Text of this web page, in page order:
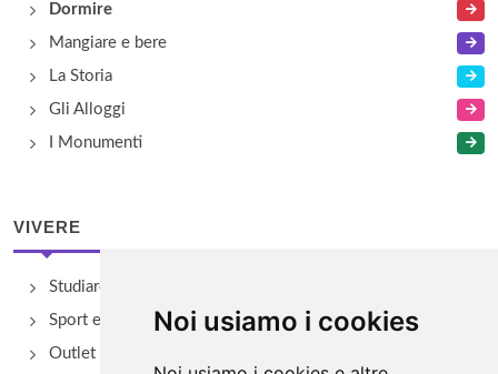
Noi usiamo i cookies
Dormire
Mangiare e bere
La Storia
Gli Alloggi
I Monumenti
VIVERE
Studiare
Sport e Benessere
Outlet e spacci aziendali